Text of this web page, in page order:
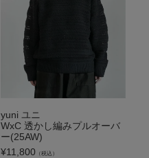
yuni ユニ
WxC 透かし編みプルオーバ
ー(25AW)
¥11,800 （税込）